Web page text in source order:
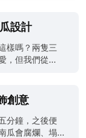
嘴堵塞或列印
載至
展示，下單時
可為創作社群
。透過萬聖節
，不會......
的古怪程度。
，都可按照理
印。沒有人會
文整理了
果打印機狀態
以把檔案傳送
工，讓你把時
等等！手上有
設計
樣嗎？兩隻三
，但我們從
量 傳統雕刻會
真正的創作自
塑造比刀具更
透明脈絡的南
創意
分鐘，之後便
瓜會腐爛、塌